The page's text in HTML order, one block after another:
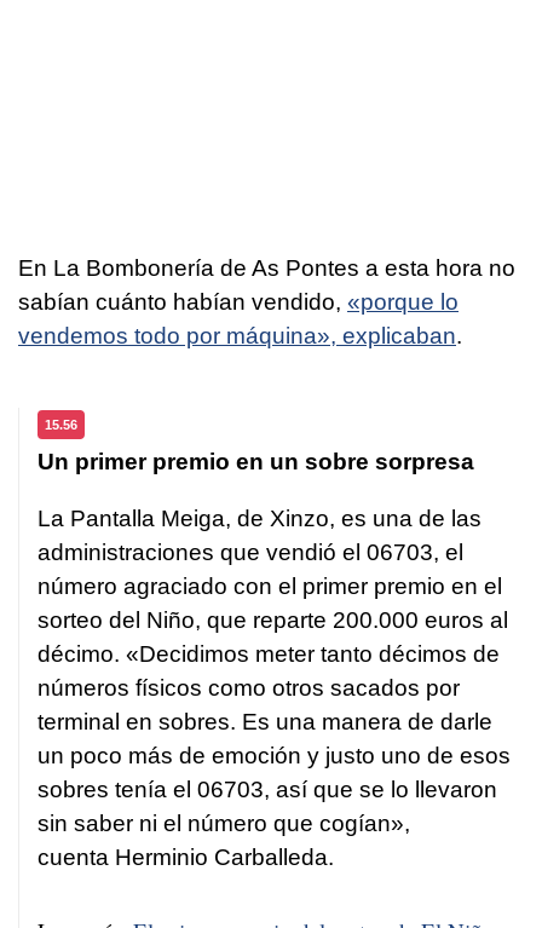
En La Bombonería de As Pontes a esta hora no
sabían cuánto habían vendido, «porque lo
vendemos todo por máquina», explicaban.
15.56
Un primer premio en un sobre sorpresa
La Pantalla Meiga, de Xinzo, es una de las
administraciones que vendió el 06703, el
número agraciado con el primer premio en el
sorteo del Niño, que reparte 200.000 euros al
décimo. «Decidimos meter tanto décimos de
números físicos como otros sacados por
terminal en sobres. Es una manera de darle
un poco más de emoción y justo uno de esos
sobres tenía el 06703, así que se lo llevaron
sin saber ni el número que cogían»,
cuenta Herminio Carballeda.